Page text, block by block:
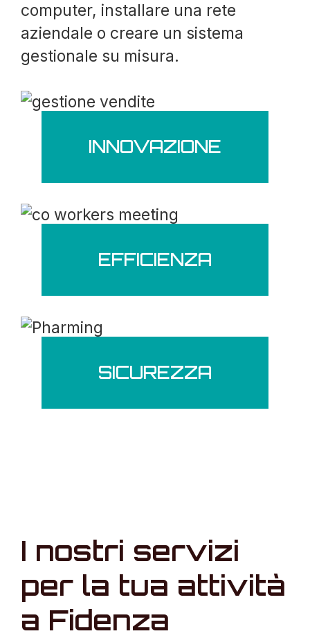
computer, installare una rete
aziendale o creare un sistema
gestionale su misura.
INNOVAZIONE
EFFICIENZA
SICUREZZA
I nostri servizi
per la tua attività
a Fidenza